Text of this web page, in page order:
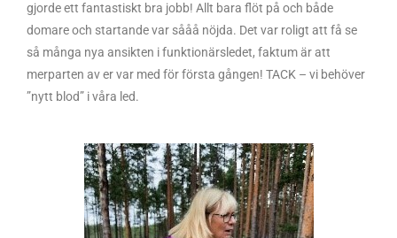
gjorde ett fantastiskt bra jobb! Allt bara flöt på och både
domare och startande var sååå nöjda. Det var roligt att få se
så många nya ansikten i funktionärsledet, faktum är att
merparten av er var med för första gången! TACK – vi behöver
”nytt blod” i våra led.